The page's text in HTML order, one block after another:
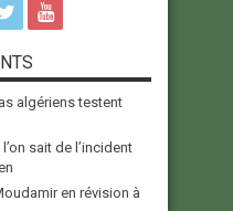
algériens testent
sait de l’incident
en révision à